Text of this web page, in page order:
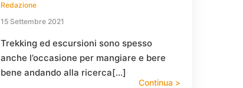
Redazione
15 Settembre 2021
Trekking ed escursioni sono spesso
anche l’occasione per mangiare e bere
bene andando alla ricerca[…]
Continua >